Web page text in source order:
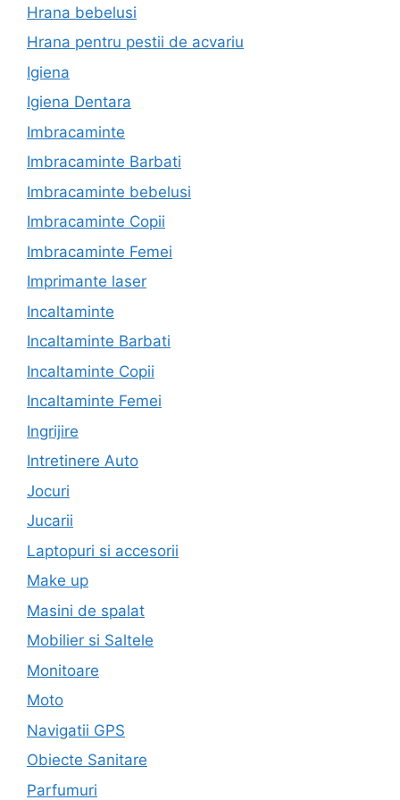
Hrana bebelusi
Hrana pentru pestii de acvariu
Igiena
Igiena Dentara
Imbracaminte
Imbracaminte Barbati
Imbracaminte bebelusi
Imbracaminte Copii
Imbracaminte Femei
Imprimante laser
Incaltaminte
Incaltaminte Barbati
Incaltaminte Copii
Incaltaminte Femei
Ingrijire
Intretinere Auto
Jocuri
Jucarii
Laptopuri si accesorii
Make up
Masini de spalat
Mobilier si Saltele
Monitoare
Moto
Navigatii GPS
Obiecte Sanitare
Parfumuri